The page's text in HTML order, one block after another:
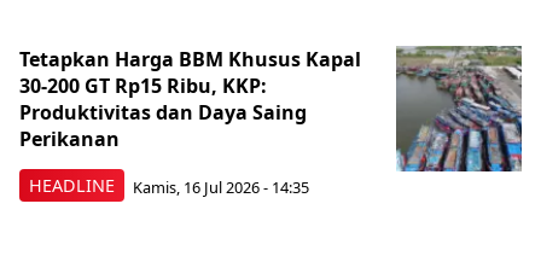
HEADLINE
Tetapkan Harga BBM Khusus Kapal
30-200 GT Rp15 Ribu, KKP:
Produktivitas dan Daya Saing
Perikanan
Kamis, 16 Jul 2026 - 14:35